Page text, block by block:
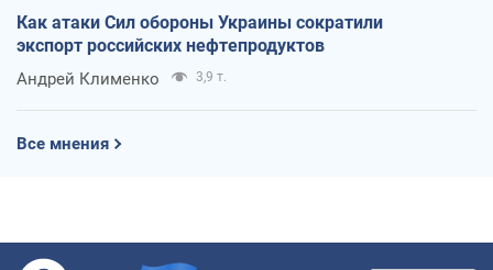
Как атаки Сил обороны Украины сократили
экспорт российских нефтепродуктов
Андрей Клименко 3,9 т.
Все мнения